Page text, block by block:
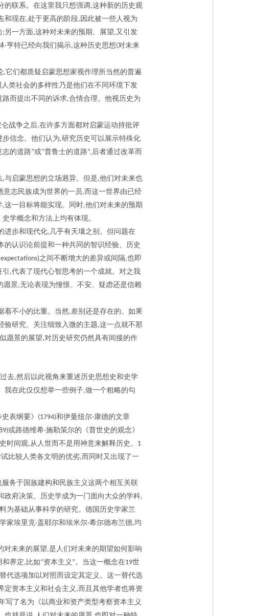
的联系。在这里我只想强调,这种新的历史观
和现在,处于更高的阶段, 因此被一些人视为
; 另一方面,这种对未来的预期、展望, 又引发
·亨特已经向我们揭示,这种历史思想(对未来
,它们都质疑启蒙思想家视作理所当然的普遍
类社会的多样性乃是他们在不同环境下发
而提出不同的诉求,合情合理。他视历史为
战争之后,在许多方面都对启蒙运动持批评
信念。他们认为,研究历史可以展示特殊化
志的道路”或“普鲁士的道路”,后者通过改革而
,与启蒙思想的立场迥异。但是,他们对未来也
意志民族成为世界的一员,而这一世界由已经
,这一目标将能实现。同时,他们对未来的预期
学概念和方法上均有体现。
进步和现代化, 几乎有天壤之别。但问题在
的认识论前提和一种共同的智识经验。历史
之间不断增大的差异或间隔,也即
,代表了现代心智思考的一个成就。对之我
愿景,无论表现为憧憬、不安、疑虑还是信赖
着不小的比重。当然,差别还是存在的。如果
验研究、关注细致入微的主题,这一点就不那
愿景的展望,对历史研究仍然具有间接的作
去,然后以此视角来重述历史思想史和史学
我在此仅仅想举一些例子,做一个粗略的勾
表纲要》 (1794)和伊曼纽尔·康德的文章
或路德维希·施勒策尔的《普世史的观念》
时间观,从人世而不是用神意来解释历史。 1
比较人类各文明的优劣,而同时又出现了一
务于国族建构和民族主义这两个相互关联
政府决策。历史学成为一门面向大众的学科,
为基础从事科学的研究。德国历史学家兰
家埃里克·盖耶尔和埃米尔·希尔德布兰德,均
对未来的展望,是人们对未来的期望如何影响
和界定, 比如“资本主义 ”。当这一概念在19世
代选项加以对照而设定其定义。这一替代选
定资本主义和社会主义 ,而且其他学者也将资
写了名为《以商业和资产类型考察资本主义